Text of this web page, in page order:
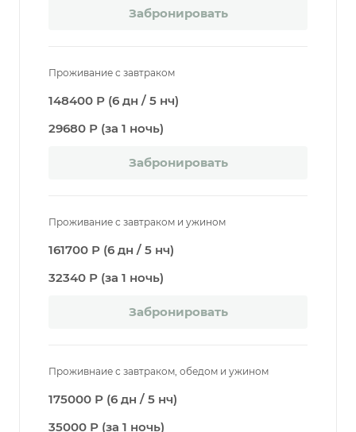
Забронировать
Проживание с завтраком
148400 Р (6 дн / 5 нч)
29680 Р (за 1 ночь)
Забронировать
Проживание с завтраком и ужином
161700 Р (6 дн / 5 нч)
32340 Р (за 1 ночь)
Забронировать
Проживнаие с завтраком, обедом и ужином
175000 Р (6 дн / 5 нч)
35000 Р (за 1 ночь)